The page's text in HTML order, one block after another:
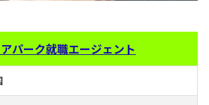
パーク就職エージェント